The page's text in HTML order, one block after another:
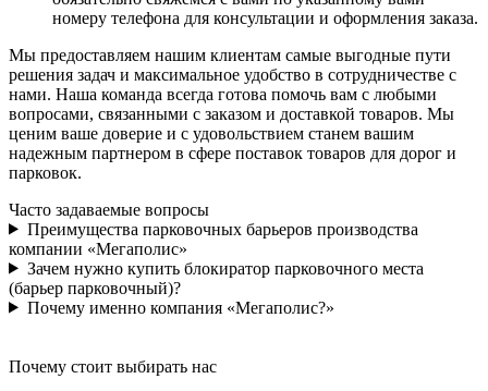
номеру телефона для консультации и оформления заказа.
Мы предоставляем нашим клиентам самые выгодные пути
решения задач и максимальное удобство в сотрудничестве с
нами. Наша команда всегда готова помочь вам с любыми
вопросами, связанными с заказом и доставкой товаров. Мы
ценим ваше доверие и с удовольствием станем вашим
надежным партнером в сфере поставок товаров для дорог и
парковок.
Часто задаваемые вопросы
Преимущества парковочных барьеров производства
компании «Мегаполис»
Зачем нужно купить блокиратор парковочного места
(барьер парковочный)?
Почему именно компания «Мегаполис?»
Почему стоит выбирать нас